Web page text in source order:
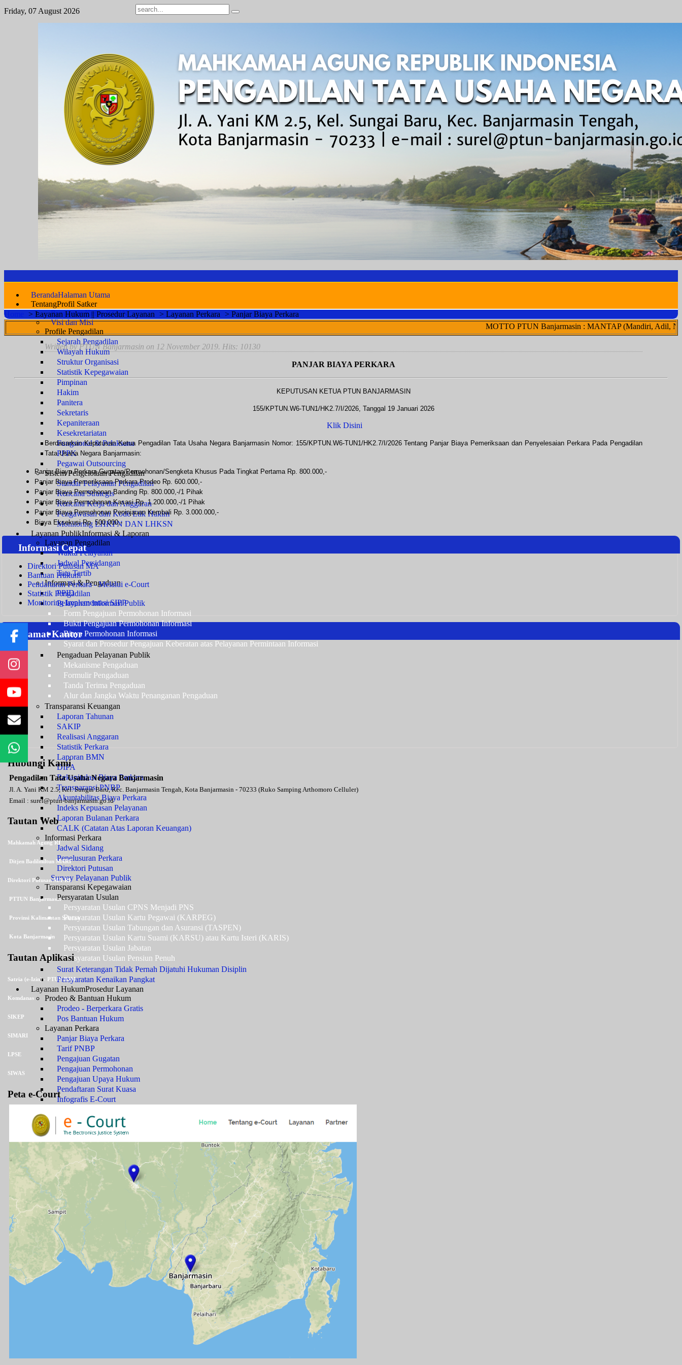
Friday, 07 August 2026
BerandaHalaman Utama
TentangProfil Satker
Pengantar Ketua PTUN
Visi dan Misi
Profile Pengadilan
Sejarah Pengadilan
Wilayah Hukum
Struktur Organisasi
Statistik Kepegawaian
Pimpinan
Hakim
Panitera
Sekretaris
Kepaniteraan
Kesekretariatan
Fungsional & Pelaksana
PPPK
Pegawai Outsourcing
Sistem Pengelolaan Pengadilan
Standar Pelayanan Pengadilan
Rencana Strategis
Rencana Kerja dan Anggaran
Pengawasan dan Kode Etik Hakim
Monitoring LHKPN DAN LHKSN
Layanan PublikInformasi & Laporan
Layanan Pengadilan
Waktu Pelayanan
Jadwal Persidangan
Tata Tertib
Informasi & Pengaduan
PPID
Pelayanan Informasi Publik
Form Pengajuan Permohonan Informasi
Bukti Pengajuan Permohonan Informasi
Biaya Permohonan Informasi
Syarat dan Prosedur Pengajuan Keberatan atas Pelayanan Permintaan Informasi
Pengaduan Pelayanan Publik
Mekanisme Pengaduan
Formulir Pengaduan
Tanda Terima Pengaduan
Alur dan Jangka Waktu Penanganan Pengaduan
Transparansi Keuangan
Laporan Tahunan
SAKIP
Realisasi Anggaran
Statistik Perkara
Laporan BMN
DIPA
Rekapitulasi Biaya Perkara
Transparansi PNBP
Akuntabilitas Biaya Perkara
Indeks Kepuasan Pelayanan
Laporan Bulanan Perkara
CALK (Catatan Atas Laporan Keuangan)
Informasi Perkara
Jadwal Sidang
Penelusuran Perkara
Direktori Putusan
Survey Pelayanan Publik
Transparansi Kepegawaian
Persyaratan Usulan
Persyaratan Usulan CPNS Menjadi PNS
Persyaratan Usulan Kartu Pegawai (KARPEG)
Persyaratan Usulan Tabungan dan Asuransi (TASPEN)
Persyaratan Usulan Kartu Suami (KARSU) atau Kartu Isteri (KARIS)
Persyaratan Usulan Jabatan
Persyaratan Usulan Pensiun Penuh
Surat Keterangan Tidak Pernah Dijatuhi Hukuman Disiplin
Persyaratan Kenaikan Pangkat
Layanan HukumProsedur Layanan
Prodeo & Bantuan Hukum
Prodeo - Berperkara Gratis
Pos Bantuan Hukum
Layanan Perkara
Panjar Biaya Perkara
Tarif PNBP
Pengajuan Gugatan
Pengajuan Permohonan
Pengajuan Upaya Hukum
Pendaftaran Surat Kuasa
Infografis E-Court
Jenis Kewenangan
Sengketa TUN
Sengketa Informasi
Sengketa PTbPuKu
Sengketa Proses Pemilu
JDIH
JDIH Mahkamah Agung
JDIH PTUN Banjarmasin
e-Court
Berita
Artikel & Galeri
Berita Terkini & Pengumuman
Keikutsertaan Bimtek dan Diklat
Artikel
Zona IntegritasMenuju WBK-WBBM
SK Pembangunan Zona Integritas
Dokumen Pembangunan Zona Integritas
Kegiatan Pembangunan Zona Integritas
Home > Layanan Hukum || Prosedur Layanan > Layanan Perkara > Panjar Biaya Perkara
MOTTO PTUN Banjarmasin : MANTAP (Mandiri, Adil, Netral,
Written by PTUN Banjarmasin on 12 November 2019. Hits: 10130
PANJAR BIAYA PERKARA
KEPUTUSAN KETUA PTUN BANJARMASIN
155/KPTUN.W6-TUN1/HK2.7/I/2026, Tanggal 19 Januari 2026
Klik Disini
Berdasarkan Keputusan Ketua Pengadilan Tata Usaha Negara Banjarmasin Nomor: 155/KPTUN.W6-TUN1/HK2.7/I/2026Tentang Panjar Biaya Pemeriksaan dan Penyelesaian Perkara Pada Pengadilan
Tata Usaha Negara Banjarmasin:
Panjar Biaya Perkara Gugatan/Permohonan/Sengketa Khusus Pada Tingkat Pertama Rp. 800.000,-
Panjar Biaya Pemeriksaan Perkara Prodeo Rp. 600.000,-
Panjar Biaya Permohonan Banding Rp. 800.000,-/1 Pihak
Panjar Biaya Permohonan Kasasi Rp. 1.200.000,-/1 Pihak
Panjar Biaya Permohonan Peninjauan Kembali Rp. 3.000.000,-
Biaya Eksekusi Rp. 500.000,-
Informasi Cepat
Direktori Putusan MA
Bantuan Hukum
Pendaftaran Perkara - Melalui e-Court
Statistik Pengadilan
Monitoring Implementasi SIPP
Alamat Kantor
Hubungi Kami
Pengadilan Tata Usaha Negara Banjarmasin
Jl. A. Yani KM 2.5, Kel. Sungai Baru, Kec. Banjarmasin Tengah, Kota Banjarmasin - 70233 (Ruko Samping Arthomoro Celluler)
Email : surel@ptun-banjarmasin.go.id
Tautan Web
Mahkamah Agung RI
Ditjen Badilmiltun MARI
Direktori Putusan MA-RI
PTTUN Banjarmasin
Provinsi Kalimantan Selatan
Kota Banjarmasin
Tautan Aplikasi
Satria (e-Izin) - PTUN BJM
Komdanas
SIKEP
SIMARI
LPSE
SIWAS
Peta e-Court